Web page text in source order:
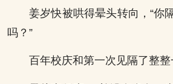
姜岁快被哄得晕头转向，“你
吗？”
百年校庆和第一次见隔了整整